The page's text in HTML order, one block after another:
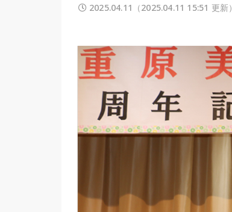
2025.04.11 （2025.04.11 15:51 更新）